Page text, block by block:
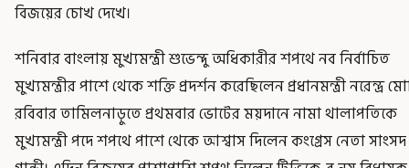
বিজয়ের চোখ দেখে।
শনিবার বাংলায় মুখ্যমন্ত্রী শুভেন্দু অধিকারীর শপথে নব নির্বাচিত
মুখ্যমন্ত্রীর পাশে থেকে শক্তি প্রদর্শন করেছিলেন প্রধানমন্ত্রী নরেন্দ্র
রবিবার তামিলনাড়ুতে প্রথমবার ভোটের ময়দানে নামা থালাপতিকে
মুখ্যমন্ত্রী পদে শপথে পাশে থেকে আশ্বাস দিলেন কংগ্রেস নেতা